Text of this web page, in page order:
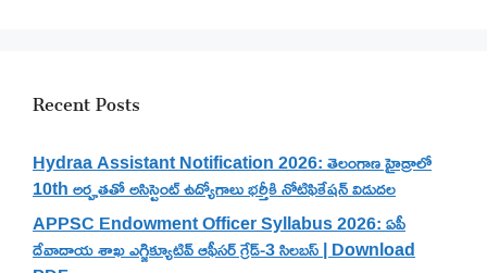
Recent Posts
Hydraa Assistant Notification 2026: తెలంగాణ హైడ్రాలో
10th అర్హతతో అసిస్టెంట్ ఉద్యోగాలు భర్తీకి నోటిఫికేషన్ విడుదల
APPSC Endowment Officer Syllabus 2026: ఏపీ
దేవాదాయ శాఖ ఎగ్జిక్యూటివ్ ఆఫీసర్ గ్రేడ్-3 సిలబస్ | Download